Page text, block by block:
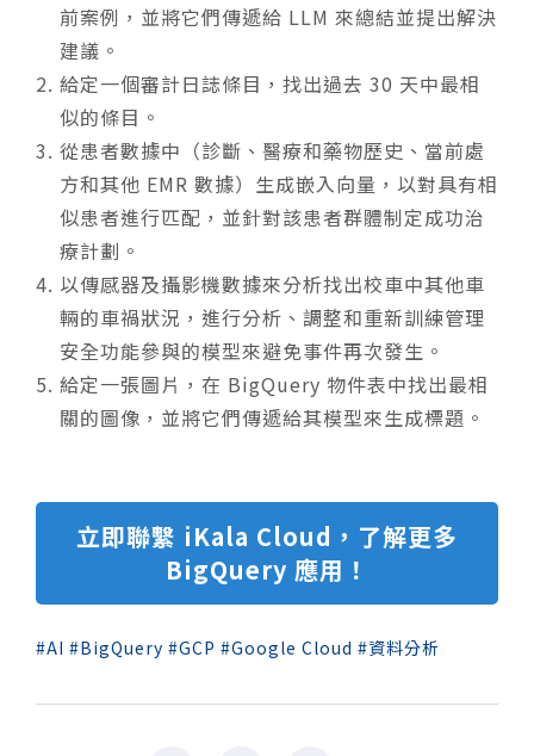
前案例，並將它們傳遞給 LLM 來總結並提出解決
建議。
給定一個審計日誌條目，找出過去 30 天中最相
似的條目。
從患者數據中（診斷、醫療和藥物歷史、當前處
方和其他 EMR 數據）生成嵌入向量，以對具有相
似患者進行匹配，並針對該患者群體制定成功治
療計劃。
以傳感器及攝影機數據來分析找出校車中其他車
輛的車禍狀況，進行分析、調整和重新訓練管理
安全功能參與的模型來避免事件再次發生。
給定一張圖片，在 BigQuery 物件表中找出最相
關的圖像，並將它們傳遞給其模型來生成標題。
立即聯繫 iKala Cloud，了解更多
BigQuery 應用！
AI BigQuery GCP Google Cloud 資料分析